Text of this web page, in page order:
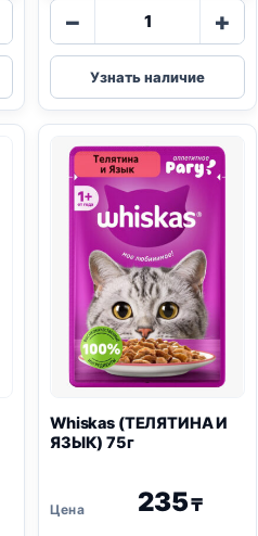
−
Количество
Whiskas
(ЛОСОСЬ)
85г
+
Узнать наличие
Whiskas (ТЕЛЯТИНА И
ЯЗЫК) 75г
235₸